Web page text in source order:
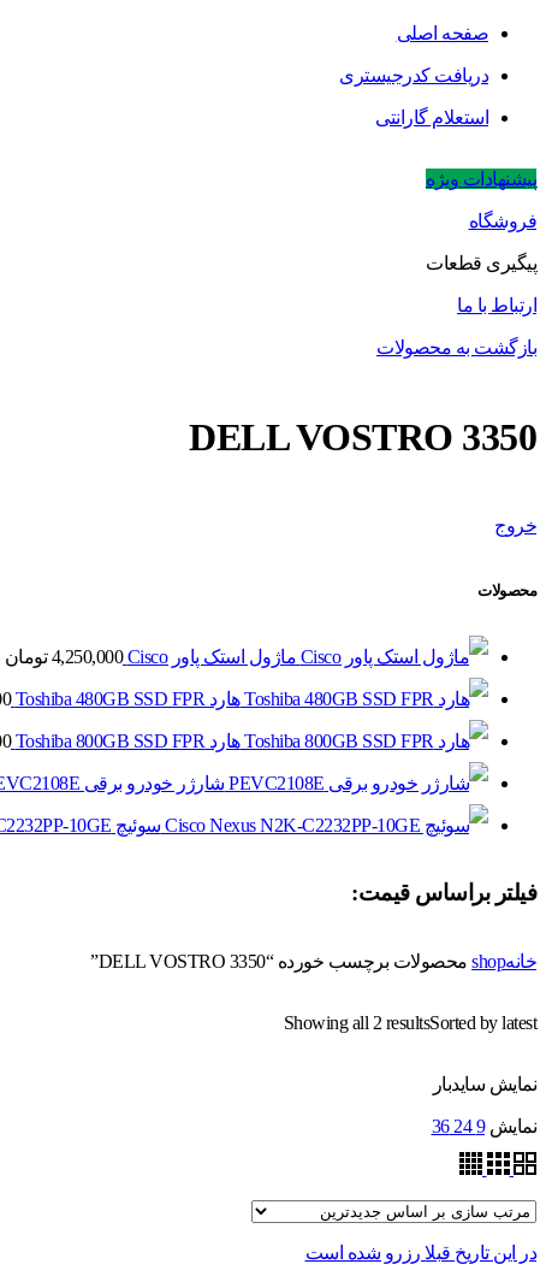
صفحه اصلی
دریافت کدرجیستری
استعلام گارانتی
پیشنهادات ویژه
فروشگاه
پیگیری قطعات
ارتباط با ما
بازگشت به محصولات
DELL VOSTRO 3350
خروج
محصولات
ماژول استک پاور Cisco 4,250,000 تومان
هارد Toshiba 480GB SSD FPR
هارد Toshiba 800GB SSD FPR
شارژر خودرو برقی PEVC2108E
سوئیچ Cisco Nexus N2K-C2232PP-10GE
فیلتر براساس قیمت:
خانهshop محصولات برچسب خورده “DELL VOSTRO 3350”
Showing all 2 resultsSorted by latest
نمایش سایدبار
نمایش 9
24
36
در این تاریخ قبلا رزرو شده است